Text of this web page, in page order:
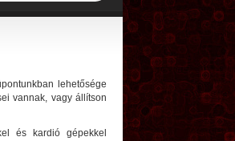
lehetősége
vannak, vagy állítson
és kardió gépekkel